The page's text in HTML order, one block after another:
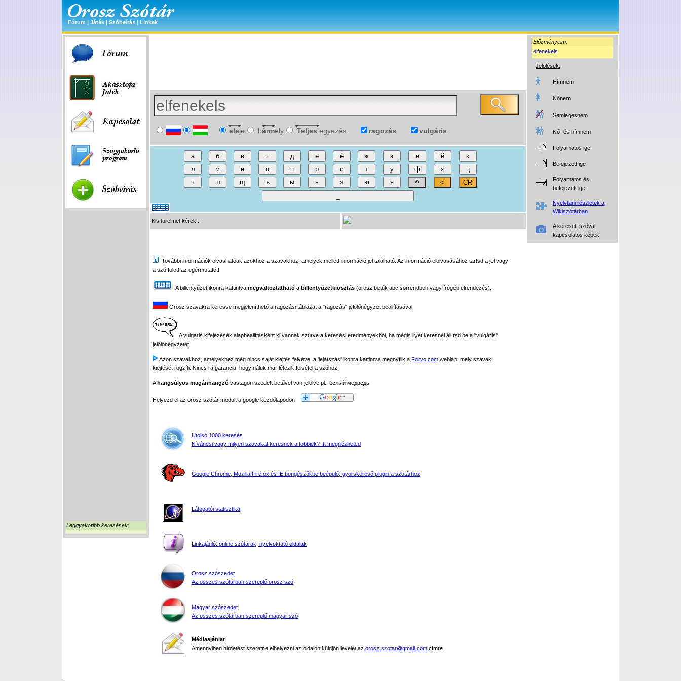
Fórum | Játék | Szóbeírás | Linkek
Előzményeim:
elfenekels
Jelölések:
Hímnem
Nőnem
Semlegesnem
Nő- és hímnem
Folyamatos ige
Befejezett ige
Folyamatos és
befejezett ige
Nyelvtani részletek a
Wikiszótárban
A keresett szóval
kapcsolatos képek
Leggyakoribb keresések:
eleje bármely Teljes egyezés ragozás vulgáris
Kis türelmet kérek...
További információk olvashatóak azokhoz a szavakhoz, amelyek mellett információ jel található. Az információ elolvasásához tartsd a jel vagy
a szó fölött az egérmutatót!
A billentyűzet ikonra kattintva megváltoztatható a billentyűzetkiosztás (orosz betűk abc sorrendben vagy írógép elrendezés).
Orosz szavakra keresve megjeleníthető a ragozási táblázat a "ragozás" jelölőnégyzet beállításával.
A vulgáris kifejezések alapbeállításként ki vannak szűrve a keresési eredményekből, ha mégis ilyet keresnél állítsd be a "vulgáris"
jelölőnégyzetet.
Azon szavakhoz, amelyekhez még nincs saját kiejtés felvéve, a 'lejátszás' ikonra kattintva megnyílik a Forvo.com weblap, mely szavak
kiejtését rögzíti. Nincs rá garancia, hogy náluk már létezik felvétel a szóhoz.
Ahangsúlyos magánhangzó vastagon szedett betűvel van jelölve pl.: белый медведь
Helyezd el az orosz szótár modult a google kezdőlapodon
Utolsó 1000 keresés
Kíváncsi vagy milyen szavakat keresnek a többiek? Itt megnézheted
Google Chrome, Mozilla Firefox és IE böngészőkbe beépülő, gyorskereső plugin a szótárhoz
Látogatói statisztika
Linkajánló: online szótárak, nyelvoktató oldalak
Orosz szószedet
Az összes szótárban szereplő orosz szó
Magyar szószedet
Az összes szótárban szereplő magyar szó
Médiaajánlat
Amennyiben hirdetést szeretne elhelyezni az oldalon küldjön levelet az orosz.szotar@gmail.com címre